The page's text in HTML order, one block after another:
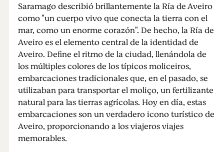
Saramago describió brillantemente la Ría de Aveiro
como "un cuerpo vivo que conecta la tierra con el
mar, como un enorme corazón". De hecho, la Ría de
Aveiro es el elemento central de la identidad de
Aveiro. Define el ritmo de la ciudad, llenándola de
los múltiples colores de los típicos moliceiros,
embarcaciones tradicionales que, en el pasado, se
utilizaban para transportar el moliço, un fertilizante
natural para las tierras agrícolas. Hoy en día, estas
embarcaciones son un verdadero icono turístico de
Aveiro, proporcionando a los viajeros viajes
memorables.